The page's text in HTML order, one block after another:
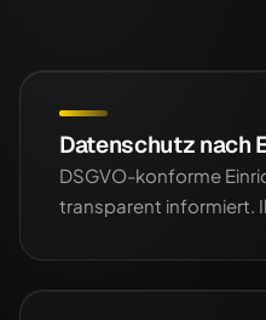
Datenschutz nach
DSGVO-konforme
transparent informiert.